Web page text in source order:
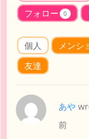
フォロー 0
個人 メンシ
友達
あや
前